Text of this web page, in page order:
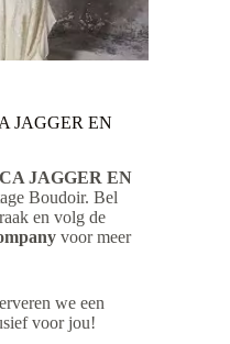
JAGGER EN
JAGGER EN
Boudoir. Bel
en volg de
voor meer
we een
voor jou!